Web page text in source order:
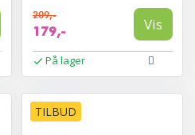
209,-
179,- Vis
På lager
TILBUD